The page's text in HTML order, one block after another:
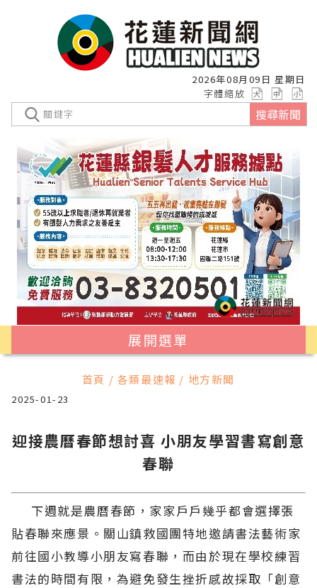
2026年08月09日 星期日
字體縮放
搜尋新聞
展開選單
首頁 / 各類最速報 / 地方新聞
2025-01-23
迎接農曆春節想討喜 小朋友學習書寫創意
春聯
下週就是農曆春節，家家戶戶幾乎都會選擇張
貼春聯來應景。關山鎮救國團特地邀請書法藝術家
前往國小教導小朋友寫春聯，而由於現在學校練習
書法的時間有限，為避免發生挫折感故採取「創意